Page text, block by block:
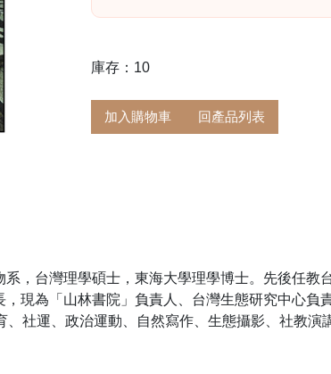
庫存：10
加入購物車 回產品列表
，台灣理學碩士，東海大學理學博士。先後任教
現為「山林書院」負責人、台灣生態研究中心負
社運、政治運動、自然寫作、生態攝影、社教演